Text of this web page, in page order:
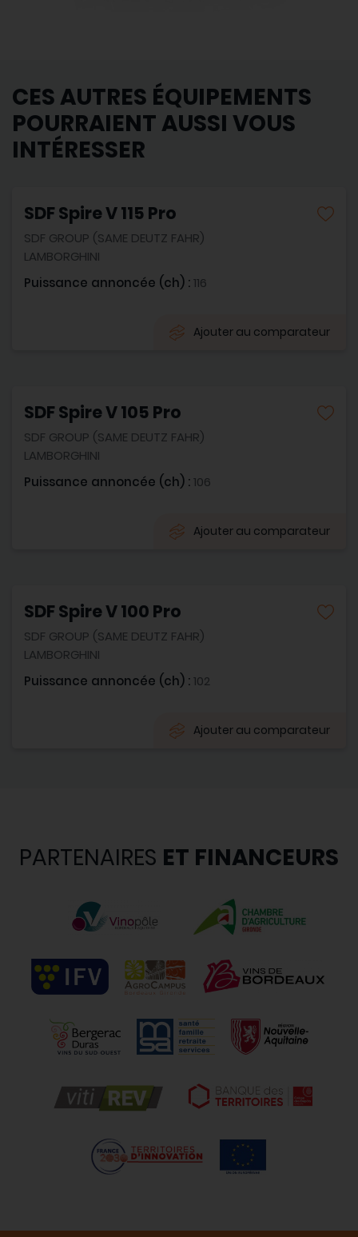
CES AUTRES ÉQUIPEMENTS
POURRAIENT AUSSI VOUS
INTÉRESSER
SDF Spire V 115 Pro
SDF GROUP (SAME DEUTZ FAHR)
LAMBORGHINI
Puissance annoncée (ch) :116
Ajouter au comparateur
SDF Spire V 105 Pro
SDF GROUP (SAME DEUTZ FAHR)
LAMBORGHINI
Puissance annoncée (ch) :106
Ajouter au comparateur
SDF Spire V 100 Pro
SDF GROUP (SAME DEUTZ FAHR)
LAMBORGHINI
Puissance annoncée (ch) :102
Ajouter au comparateur
PARTENAIRES ET FINANCEURS